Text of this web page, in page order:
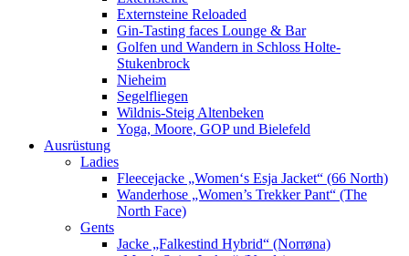
Externsteine Reloaded
Gin-Tasting faces Lounge & Bar
Golfen und Wandern in Schloss Holte-
Stukenbrock
Nieheim
Segelfliegen
Wildnis-Steig Altenbeken
Yoga, Moore, GOP und Bielefeld
Ausrüstung
Ladies
Fleecejacke „Women‘s Esja Jacket“ (66 North)
Wanderhose „Women’s Trekker Pant“ (The
North Face)
Gents
Jacke „Falkestind Hybrid“ (Norrøna)